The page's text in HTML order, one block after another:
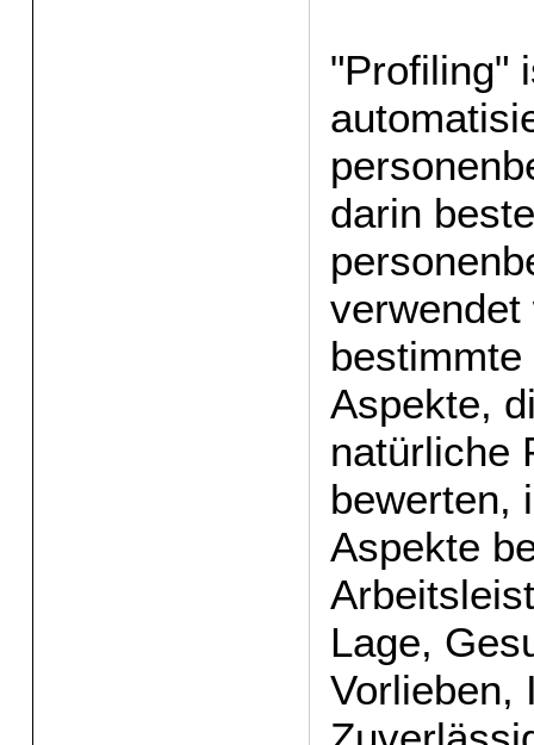
"Profiling"
darin
verwendet
Aspekte,
natürliche
bewerten,
Aspekte
Lage,
Vorlieben,